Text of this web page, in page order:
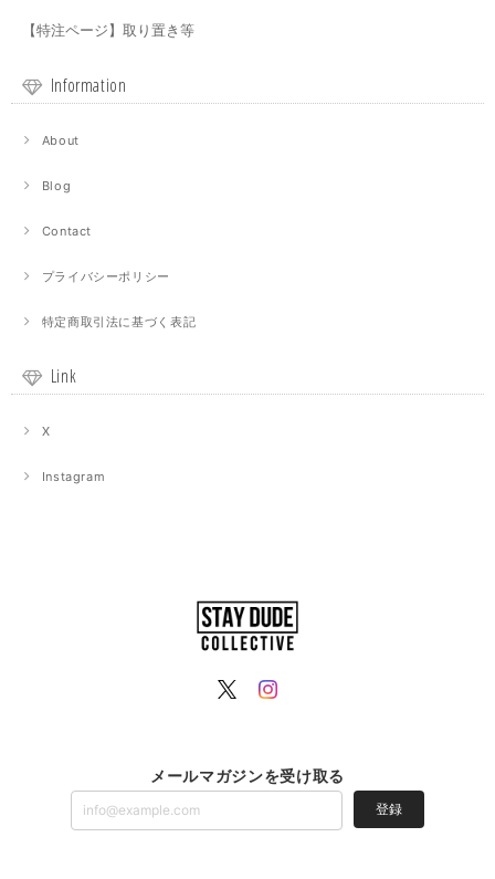
【特注ページ】取り置き等
Information
About
Blog
Contact
プライバシーポリシー
特定商取引法に基づく表記
Link
X
Instagram
メールマガジンを受け取る
登録